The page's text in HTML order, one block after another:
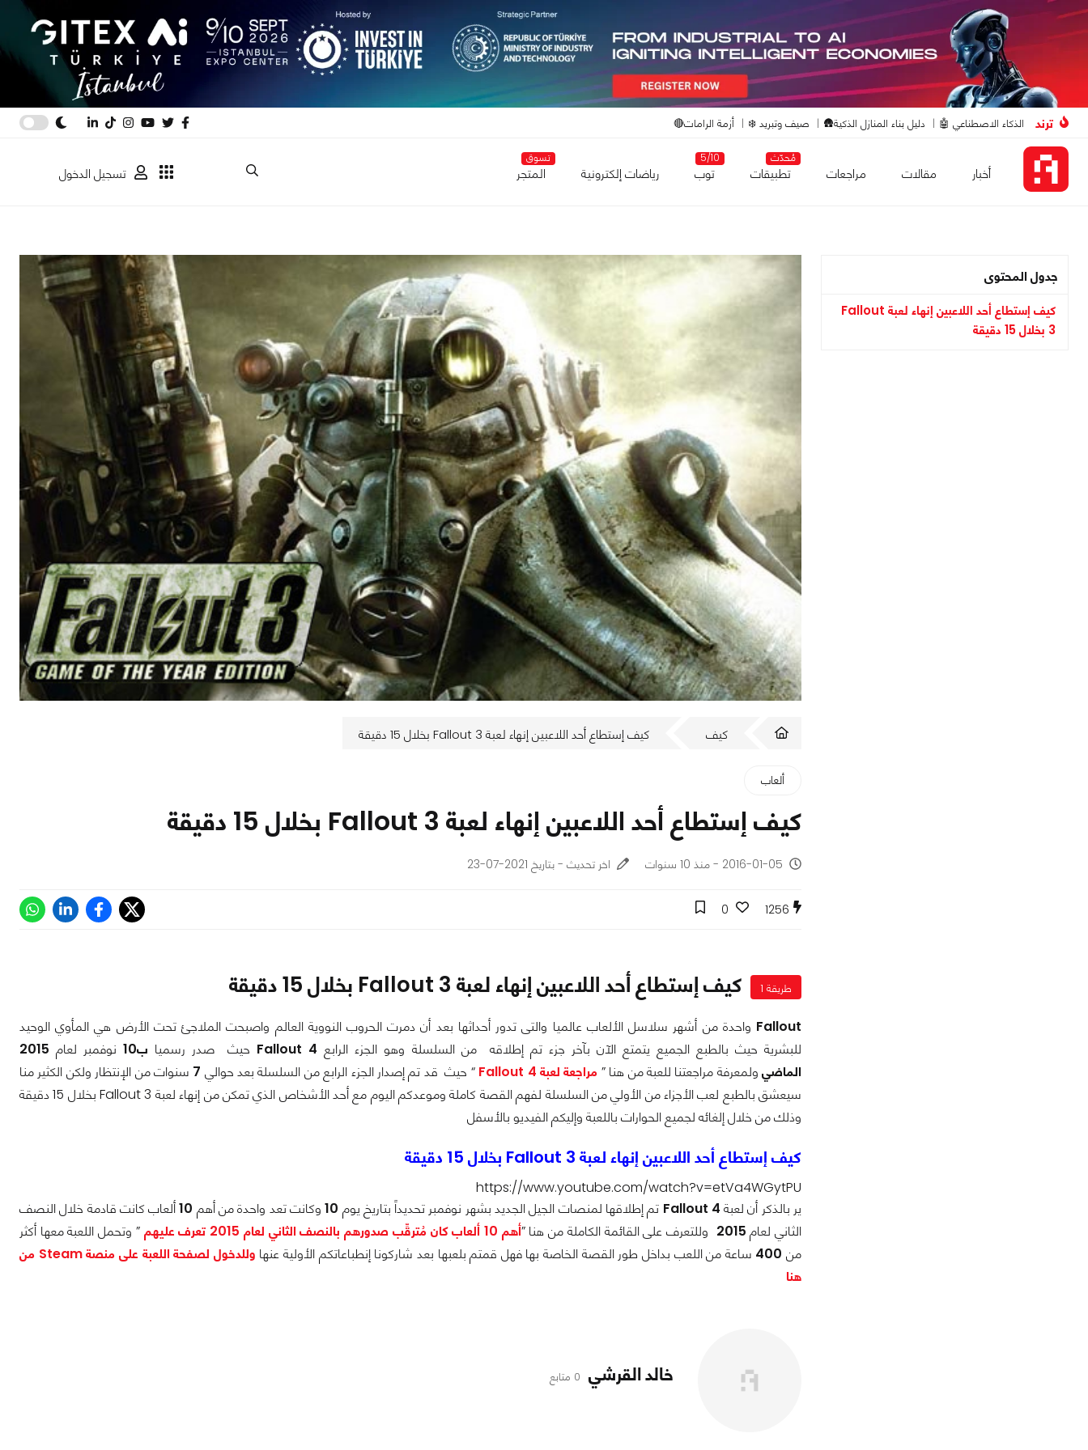
ترند الذكاء الاصطناعي 🤖 دليل بناء المنازل الذكية🛖 صيف وتبريد ❄️ أزمة الرامات🔴
أخبار مقالات مراجعات
مُحدّث
تطبيقات
5/10
توب رياضات إلكترونية
تسوق
المتجر تسجيل الدخول
جدول المحتوى
كيف إستطاع أحد اللاعبين إنهاء لعبة Fallout
3 بخلال 15 دقيقة
كيف كيف إستطاع أحد اللاعبين إنهاء لعبة Fallout 3 بخلال 15 دقيقة
ألعاب
كيف إستطاع أحد اللاعبين إنهاء لعبة Fallout 3 بخلال 15 دقيقة
2016-01-05 - منذ 10 سنوات اخر تحديث - بتاريخ 2021-07-23
1256
0
طريقة 1 كيف إستطاع أحد اللاعبين إنهاء لعبة Fallout 3 بخلال 15 دقيقة
Fallout واحدة من أشهر سلاسل الألعاب عالميا والتى تدور أحداثها بعد أن دمرت الحروب النووية العالم واصبحت الملاجئ تحت الأرض هي المأوي الوحيد
للبشرية حيث بالطبع الجميع يتمتع الآن بآخر جزء تم إطلاقه من السلسلة وهو الجزء الرابع Fallout 4 حيث صدر رسميا ب10 نوفمبر لعام 2015
الماضيولمعرفة مراجعتنا للعبة من هنا ” مراجعة لعبة Fallout 4 “ حيث قد تم إصدار الجزء الرابع من السلسلة بعد حوالي 7 سنوات من الإنتظار ولكن الكثير منا
سيعشق بالطبع لعب الأجزاء من الأولي من السلسلة لفهم القصة كاملة وموعدكم اليوم مع أحد الأشخاص الذي تمكن من إنهاء لعبة Fallout 3 بخلال 15 دقيقة
وذلك من خلال إلغائه لجميع الحوارات باللعبة وإليكم الفيديو بالأسفل
كيف إستطاع أحد اللاعبين إنهاء لعبة Fallout 3 بخلال 15 دقيقة
https://www.youtube.com/watch?v=etVa4WGytPU
ير بالذكر أن لعبة Fallout 4 تم إطلاقها لمنصات الجيل الجديد بشهر نوفمبر تحديداً بتاريخ يوم 10وكانت تعد واحدة من أهم 10ألعاب كانت قادمة خلال النصف
الثاني لعام 2015 وللتعرف على القائمة الكاملة من هنا ”أهم 10 ألعاب كان مُترقِّب صدورهم بالنصف الثاني لعام 2015 تعرف عليهم
” وتحمل اللعبة معها أكثر
من 400 ساعة من اللعب بداخل طور القصة الخاصة بها فهل قمتم بلعبها بعد شاركونا إنطباعاتكم الأولية عنها
وللدخول لصفحة اللعبة على منصة Steam من
هنا
خالد القرشي 0 متابع